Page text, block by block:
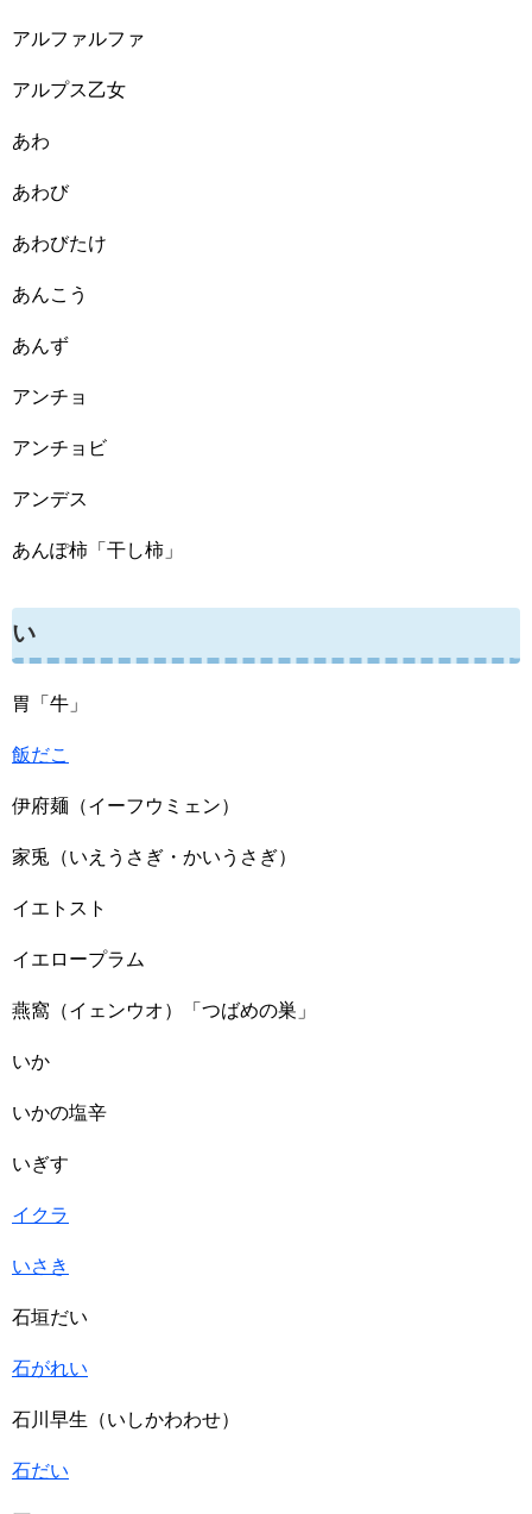
アルファルファ
アルプス乙女
あわ
あわび
あわびたけ
あんこう
あんず
アンチョ
アンチョビ
アンデス
あんぽ柿「干し柿」
い
胃「牛」
飯だこ
伊府麺（イーフウミェン）
家兎（いえうさぎ・かいうさぎ）
イエトスト
イエロープラム
燕窩（イェンウオ）「つばめの巣」
いか
いかの塩辛
いぎす
イクラ
いさき
石垣だい
石がれい
石川早生（いしかわわせ）
石だい